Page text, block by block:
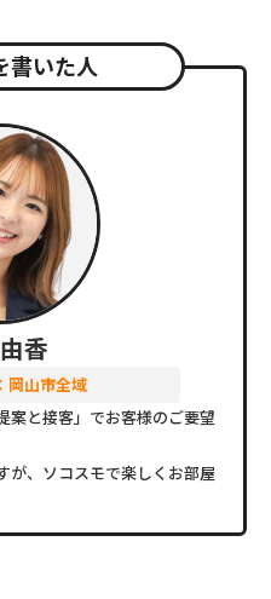
書いた人
香
岡山市全域
案と接客」でお客様のご要望
が、ソコスモで楽しくお部屋